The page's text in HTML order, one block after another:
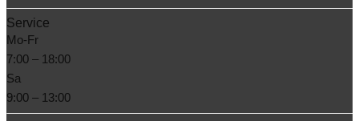
Service
Mo-Fr
7:00 – 18:00
Sa
9:00 – 13:00